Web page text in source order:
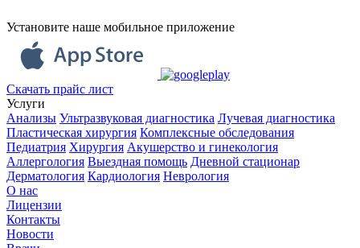
Установите наше мобильное приложение
Скачать прайс лист
Услуги
Анализы Ультразвуковая диагностика Лучевая диагностика
Пластическая хирургия Комплексные обследования
Педиатрия Хирургия Акушерство и гинекология
Аллергология Выездная помощь Дневной стационар
Дерматология Кардиология Неврология
О нас
Лицензии
Контакты
Новости